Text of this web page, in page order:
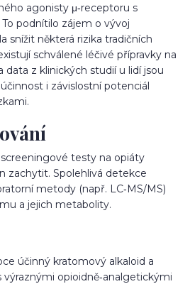
agonisty μ‑receptoru s
podnítilo zájem o vývoj
snížit některá rizika tradičních
schválené léčivé přípravky na
data z klinických studií u lidí jsou
i závislostní potenciál
testy na opiáty
zachytit. Spolehlivá detekce
metody (např. LC‑MS/MS)
a jejich metabolity.
účinný kratomový alkaloid a
opioidně‑analgetickými